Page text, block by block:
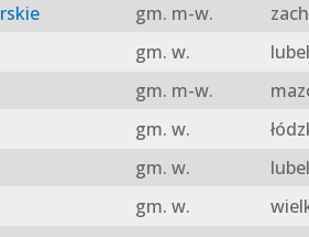
gm. m-w.
gm. w.
gm. m-w.
gm. w.
gm. w.
gm. w.